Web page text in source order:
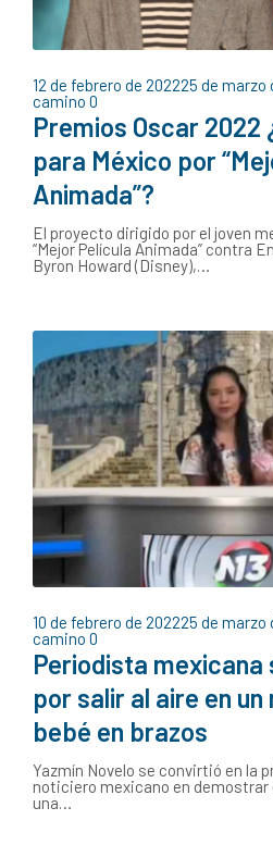
12 de febrero de 202225 de marzo
camino 0
Premios Oscar 2022
para México por
Animada”?
El proyecto dirigido por el joven
“Mejor Película Animada” contra
Byron Howard (Disney),…
10 de febrero de 202225 de marzo
camino 0
Periodista mexicana
por salir al aire en
bebé en brazos
Yazmín Novelo se convirtió en la
noticiero mexicano en demostrar
una…